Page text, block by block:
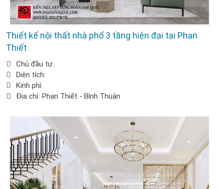
Thiết kế nội thất nhà phố 3 tầng hiện đại tại Phan
Thiết
Chủ đầu tư:
Diện tích:
Kinh phí:
Địa chỉ: Phan Thiết - Bình Thuận